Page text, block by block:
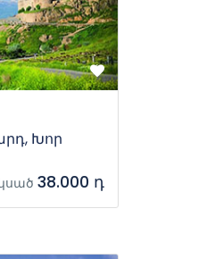
Խոր
38.000 դ